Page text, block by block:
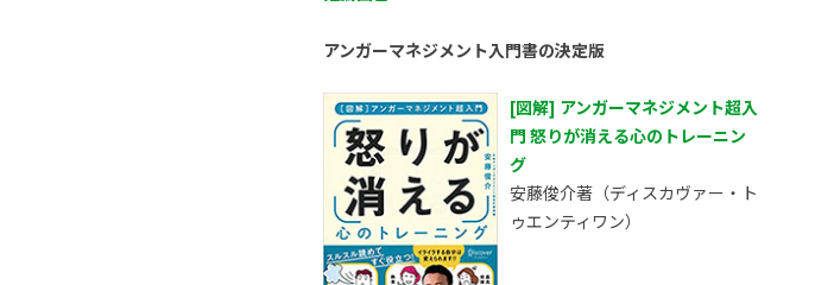
アンガーマネジメント入門書の決定版
[図解] アンガーマネジメント超入
門 怒りが消える心のトレーニン
グ
安藤俊介著（ディスカヴァー・ト
ゥエンティワン）